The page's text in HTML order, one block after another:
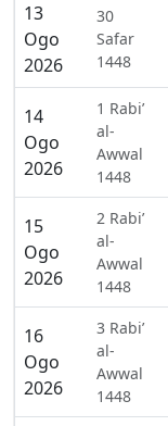
13
Ogo
2026
30
Safar
1448
14
Ogo
2026
1 Rabi’
al-
Awwal
1448
15
Ogo
2026
2 Rabi’
al-
Awwal
1448
16
Ogo
2026
3 Rabi’
al-
Awwal
1448